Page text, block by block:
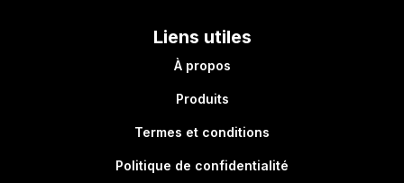
Liens utiles
À propos
Produits
Termes et conditions
Politique de confidentialité